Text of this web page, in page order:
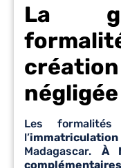
La
négligée
Les
l’immatriculation
Madagascar. À
complémentaires